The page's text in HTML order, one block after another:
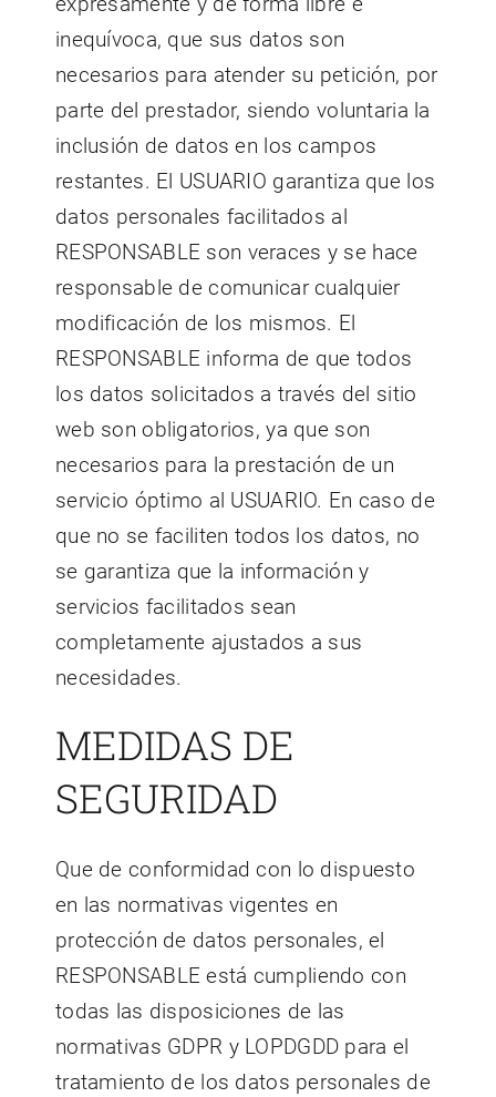
inequívoca, que sus datos son
necesarios para atender su petición, por
parte del prestador, siendo voluntaria la
inclusión de datos en los campos
restantes. El USUARIO garantiza que los
datos personales facilitados al
RESPONSABLE son veraces y se hace
responsable de comunicar cualquier
modificación de los mismos. El
RESPONSABLE informa de que todos
los datos solicitados a través del sitio
web son obligatorios, ya que son
necesarios para la prestación de un
servicio óptimo al USUARIO. En caso de
que no se faciliten todos los datos, no
se garantiza que la información y
servicios facilitados sean
completamente ajustados a sus
necesidades.
MEDIDAS DE
SEGURIDAD
Que de conformidad con lo dispuesto
en las normativas vigentes en
protección de datos personales, el
RESPONSABLE está cumpliendo con
todas las disposiciones de las
normativas GDPR y LOPDGDD para el
tratamiento de los datos personales de